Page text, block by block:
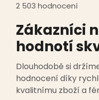
2 503 hodnocení
Zákazníci
hodnotí
Dlouhodobě si
hodnocení díky
kvalitnímu zboží a